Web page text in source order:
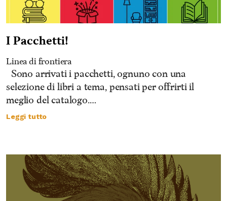
I Pacchetti!
Linea di frontiera
Sono arrivati i pacchetti, ognuno con una
selezione di libri a tema, pensati per offrirti il
meglio del catalogo.…
Leggi tutto